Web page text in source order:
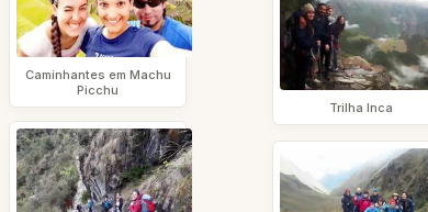
Caminhantes em Machu
Picchu
Trilha Inca